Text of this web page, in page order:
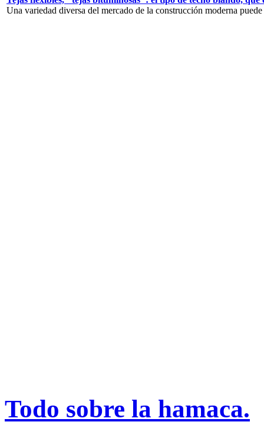
Una variedad diversa del mercado de la construcción moderna
Todo sobre la hamaca.